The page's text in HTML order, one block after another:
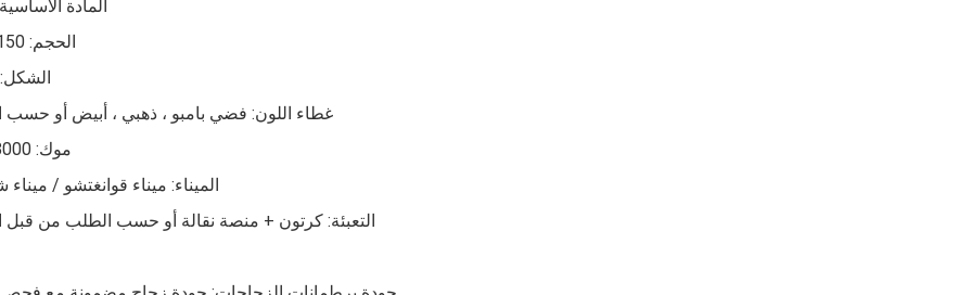
المادة
الحجم: 150 جرام
غطاء اللون: فضي بامبو ، ذهبي ، أبيض أو حسب
موك: 3000 قطع
الميناء: ميناء قوانغتشو /
التعبئة: كرتون + منصة نقالة أو حسب الطلب من قبل